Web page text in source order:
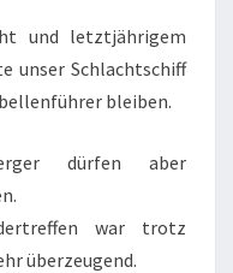
und letztjährigem
unser Schlachtschiff
bleiben.
dürfen aber
war trotz
überzeugend.